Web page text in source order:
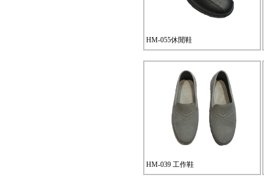
HM-055休閒鞋
HM-039 工作鞋